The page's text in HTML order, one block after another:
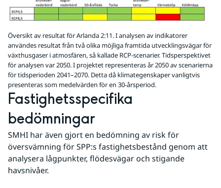
Översikt av resultat för Arlanda 2:11. I analysen av indikatorer
användes resultat från två olika möjliga framtida utvecklingsvägar för
växthusgaser i atmosfären, så kallade RCP-scenarier. Tidsperspektivet
för analysen var 2050. I projektet representeras år 2050 av scenarierna
för tidsperioden 2041–2070. Detta då klimategenskaper vanligtvis
presenteras som medelvärden för en 30-årsperiod.
Fastighetsspecifika
bedömningar
SMHI har även gjort en bedömning av risk för
översvämning för SPP:s fastighetsbestånd genom att
analysera lågpunkter, flödesvägar och stigande
havsnivåer.